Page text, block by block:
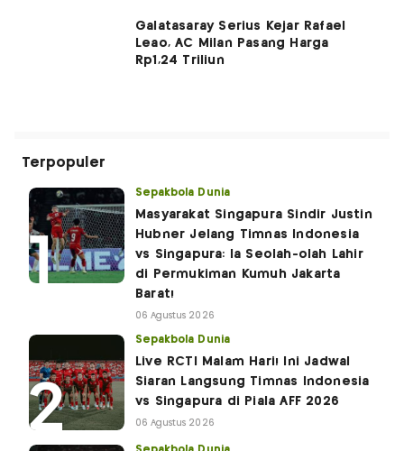
Galatasaray Serius Kejar Rafael
Leao, AC Milan Pasang Harga
Rp1,24 Triliun
Terpopuler
Sepakbola Dunia
Masyarakat Singapura Sindir Justin
Hubner Jelang Timnas Indonesia
vs Singapura: Ia Seolah-olah Lahir
di Permukiman Kumuh Jakarta
Barat!
06 Agustus 2026
Sepakbola Dunia
Live RCTI Malam Hari! Ini Jadwal
Siaran Langsung Timnas Indonesia
vs Singapura di Piala AFF 2026
06 Agustus 2026